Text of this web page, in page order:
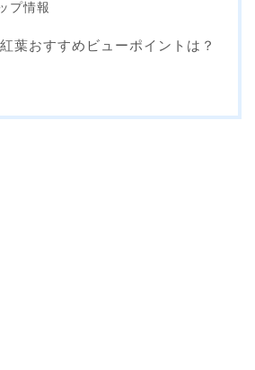
プ情報
葉おすすめビューポイントは？